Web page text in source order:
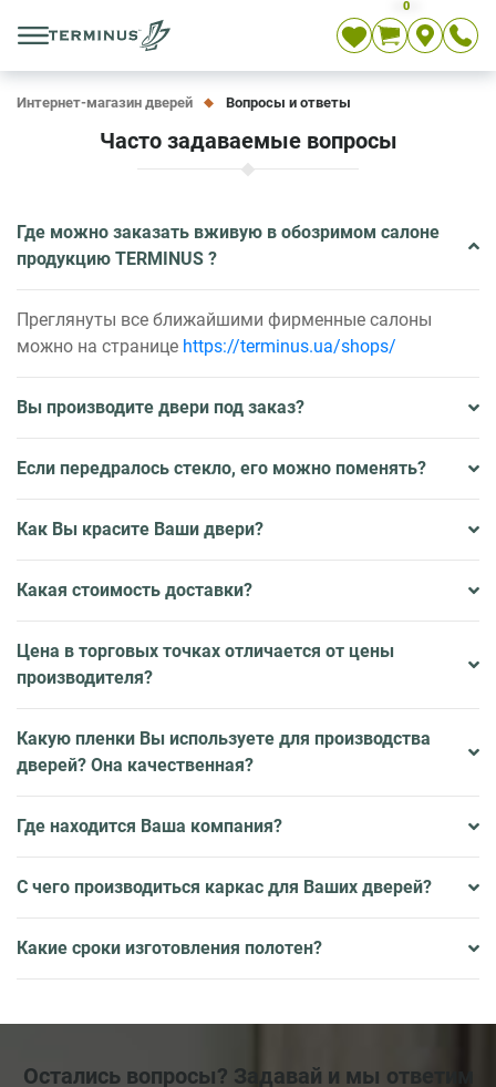
0
Интернет-магазин дверей Вопросы и ответы
Часто задаваемые вопросы
Где можно заказать вживую в обозримом салоне
продукцию TERMINUS ?
Преглянуты все ближайшими фирменные салоны
можно на странице https://terminus.ua/shops/
Вы производите двери под заказ?
Если передралось стекло, его можно поменять?
Как Вы красите Ваши двери?
Какая стоимость доставки?
Цена в торговых точках отличается от цены
производителя?
Какую пленки Вы используете для производства
дверей? Она качественная?
Где находится Ваша компания?
С чего производиться каркас для Ваших дверей?
Какие сроки изготовления полотен?
Остались вопросы? Задавай и мы ответим